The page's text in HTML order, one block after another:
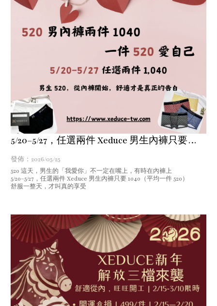
5/20–5/27，任選兩件 Xeduce 男生內褲只要
發佈：2026/05/25
520 這天，男生的「我愛你」不一定在嘴上，有時在內褲上
5/20–5/27，任選兩件 Xeduce 男生內褲只要 1040（平均一件 520）
舒服一整天，才叫真的享受